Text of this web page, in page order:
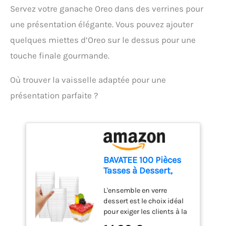
juste prix grâce à notre
réseau de 6200
réparateurs dans le
monde, pour contribuer à
la protection de
réduction des déchets
ACCESSOIRE INCLUS : verre
puissance pour un
résultat exceptionnel, tout
en utilisant une seule
main Mixage pratique et
efficace : Le couteau
QuattroBlade en inox à 4
lisse et homogène, avec
inclus : Le mixeur est livré
avec un gobelet pratique
pour mesurer et mixer
directement les
ingrédients, simplifiant la
préparation des repas
Mixeur plongeant
ErgoMixx 600 W avec 2
vitesses et gobelet doseur
Servez votre ganache Oreo dans des verrines pour
une présentation élégante. Vous pouvez ajouter
quelques miettes d’Oreo sur le dessus pour une
touche finale gourmande.
Où trouver la vaisselle adaptée pour une
présentation parfaite ?
BAVATEE 100 Pièces
Tasses à Dessert,
Plastique Aperitif
L'ensemble en verre
dessert est le choix idéal
pour exiger les clients à la